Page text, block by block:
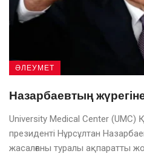
ӘЛЕУМЕТ
Назарбаевтың
University Medical Center (UMC)
президенті Нұрсұлтан
жасалғаны туралы ақпаратты